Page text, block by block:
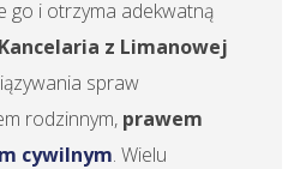
go i otrzyma adekwatną
Kancelaria z Limanowej
spraw
rodzinnym, prawem
cywilnym. Wielu